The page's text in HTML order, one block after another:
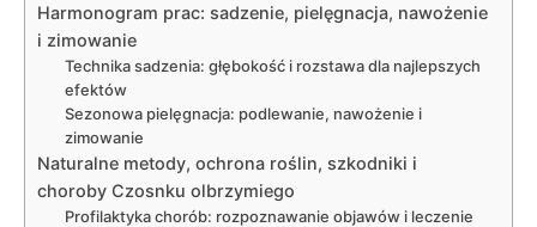
Harmonogram prac: sadzenie, pielęgnacja, nawożenie
i zimowanie
Technika sadzenia: głębokość i rozstawa dla najlepszych
efektów
Sezonowa pielęgnacja: podlewanie, nawożenie i
zimowanie
Naturalne metody, ochrona roślin, szkodniki i
choroby Czosnku olbrzymiego
Profilaktyka chorób: rozpoznawanie objawów i leczenie